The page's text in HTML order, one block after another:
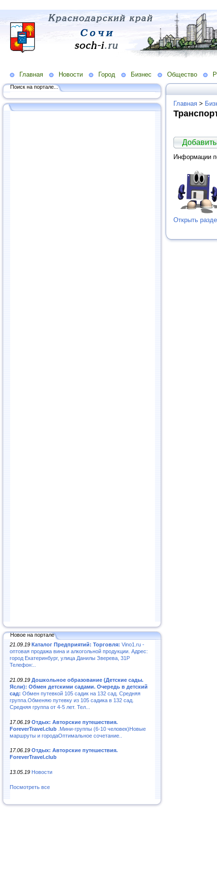
Главная Новости Город Бизнес Общество
Поиск на портале...
Новое на портале
21.09.19 Каталог Предприятий: Торговля: Vino1.ru -
оптовая продажа вина и алкогольной продукции. Адрес:
город Екатеринбург, улица Данилы Зверева, 31Р
Телефон:..
21.09.19 Дошкольное образование (Детские сады.
Ясли): Обмен детскими садами. Очередь в детский
сад: Обмен путевкой 105 садик на 132 сад. Средняя
группа.Обменяю путевку из 105 садика в 132 сад.
Средняя группа от 4-5 лет. Тел...
17.06.19 Отдых: Авторские путешествия.
ForeverTravel.club .Мини-группы (6-10 человек)Новые
маршруты и городаОптимальное сочетание..
17.06.19 Отдых: Авторские путешествия.
ForeverTravel.club
13.05.19 Новости
Посмотреть все
Главная >
Информации
Открыть